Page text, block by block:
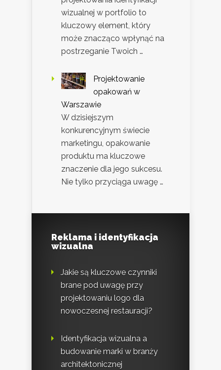
wizualnej w portfolio to
kluczowy element, który
może znacząco wpłynąć na
postrzeganie Twoich …
Projektowanie
opakowań w
Warszawie
W dzisiejszym
konkurencyjnym świecie
marketingu, opakowanie
produktu ma kluczowe
znaczenie dla jego sukcesu.
Nie tylko przyciąga uwagę …
Reklama i identyfikacja
wizualna
Jakie są kluczowe czynniki
brane pod uwagę przy
projektowaniu logo dla
nowoczesnej restauracji?
Identyfikacja wizualna a
budowanie marki w branży
architektonicznej